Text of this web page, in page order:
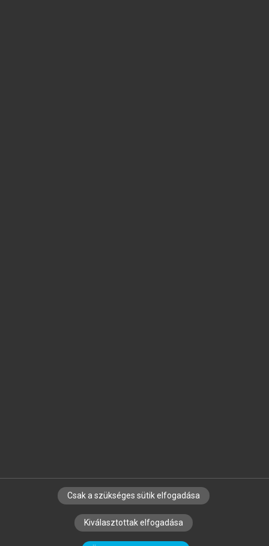
SZERZŐKNEK CÉGEKNEK KÖNYVTÁROSOKNAK
SZERKESZTÉSI ÉS LEKTORÁLÁSI ALAPELVEK
Csak a szükséges sütik elfogadása
Kiválasztottak elfogadása